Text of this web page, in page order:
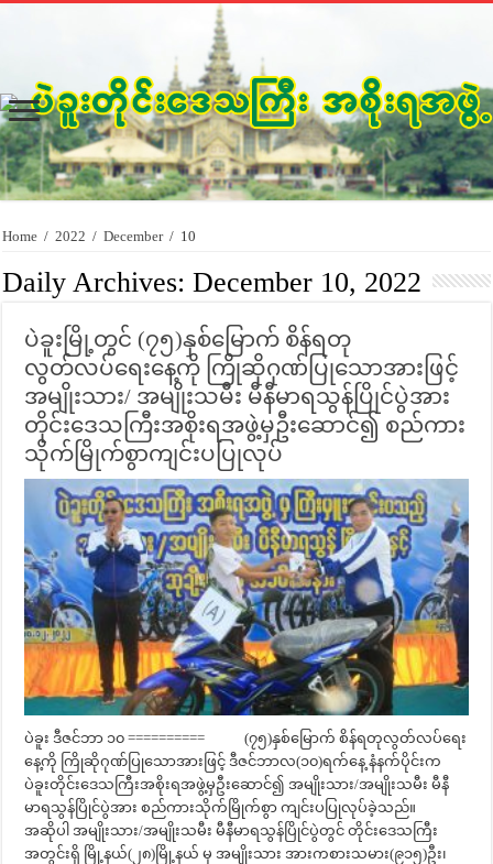
Home / 2022 / December / 10
Daily Archives:December 10, 2022
ပဲခူးမြို့တွင် (၇၅)နှစ်မြောက် စိန်ရတု
လွတ်လပ်ရေးနေ့ကို ကြိုဆိုဂုဏ်ပြုသောအားဖြင့်
အမျိုးသား/ အမျိုးသမီး မီနီမာရသွန်ပြိုင်ပွဲအား
တိုင်းဒေသကြီးအစိုးရအဖွဲ့မှဦးဆောင်၍ စည်ကား
သိုက်မြိုက်စွာကျင်းပပြုလုပ်
ပဲခူး ဒီဇင်ဘာ ၁၀ ========== (၇၅)နှစ်မြောက် စိန်ရတုလွတ်လပ်ရေး
နေ့ကို ကြိုဆိုဂုဏ်ပြုသောအားဖြင့် ဒီဇင်ဘာလ(၁၀)ရက်နေ့ နံနက်ပိုင်းက
ပဲခူးတိုင်းဒေသကြီးအစိုးရအဖွဲ့မှဦးဆောင်၍ အမျိုးသား/အမျိုးသမီး မီနီ
မာရသွန်ပြိုင်ပွဲအား စည်ကားသိုက်မြိုက်စွာ ကျင်းပပြုလုပ်ခဲ့သည်။
အဆိုပါ အမျိုးသား/အမျိုးသမီး မီနီမာရသွန်ပြိုင်ပွဲတွင် တိုင်းဒေသကြီး
အတွင်းရှိ မြို့နယ်(၂၈)မြို့နယ် မှ အမျိုးသား အားကစားသမား(၉၁၅)ဦး၊